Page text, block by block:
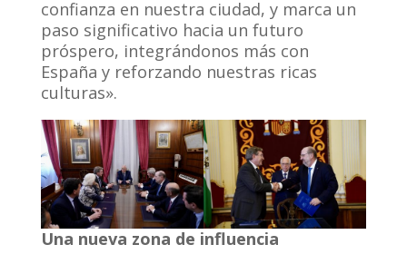
confianza en nuestra ciudad, y marca un
paso significativo hacia un futuro
próspero, integrándonos más con
España y reforzando nuestras ricas
culturas».
Una nueva zona de influencia